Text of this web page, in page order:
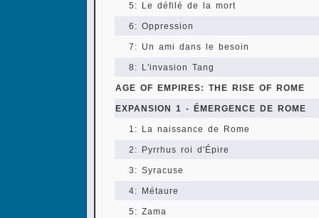
5: Le défilé de la mort
6: Oppression
7: Un ami dans le besoin
8: L'invasion Tang
AGE OF EMPIRES: THE RISE OF ROME
EXPANSION 1 - ÉMERGENCE DE ROME
1: La naissance de Rome
2: Pyrrhus roi d'Épire
3: Syracuse
4: Métaure
5: Zama